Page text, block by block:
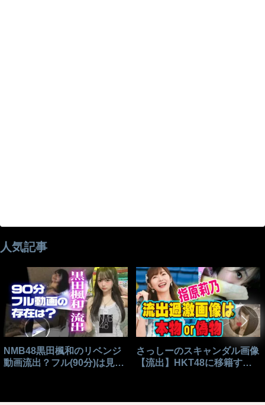
人気記事
NMB48黒田楓和のリベンジ
動画流出？フル(90分)は見れ
さっしーのスキャンダル画像
【流出】HKT48に移籍する